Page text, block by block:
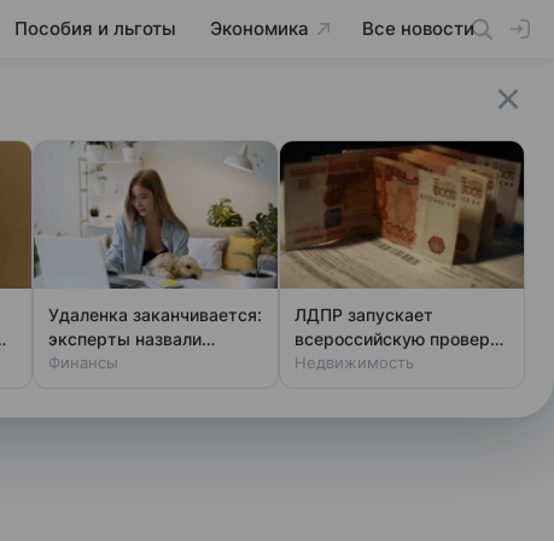
Пособия и льготы Экономика Все новости
Удаленка заканчивается:
эксперты назвали
настоящую причину
Финансы
ЛДПР запускает
всероссийскую проверку
обоснованности тарифов
Недвижимость